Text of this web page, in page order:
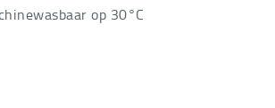
op 30°C